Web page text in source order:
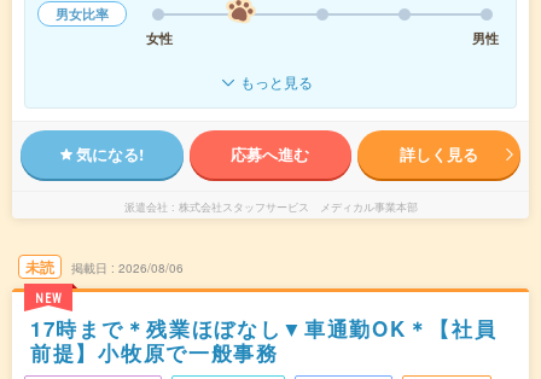
男女比率
女性
男性
もっと見る
気になる! 応募へ進む 詳しく見る
派遣会社 株式会社スタッフサービス メディカル事業本部
未読
NEW
掲載日 2026/08/06
17時まで＊残業ほぼなし▼車通勤OK＊【社員
前提】小牧原で一般事務